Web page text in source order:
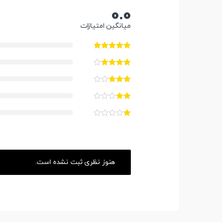
0.0
میانگین امتیازات
هنوز نظری ثبت نشده است.